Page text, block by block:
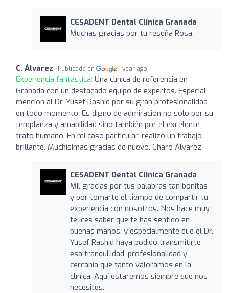
CESADENT Dental Clinica Granada
Muchas gracias por tu reseña Rosa.
C. Álvarez Publicada en 1 year ago
Experiencia fantástica: Una clínica de referencia en
Granada con un destacado equipo de expertos. Especial
mención al Dr. Yusef Rashid por su gran profesionalidad
en todo momento. Es digno de admiración no solo por su
templanza y amabilidad sino también por el excelente
trato humano. En mi caso particular, realizó un trabajo
brillante. Muchísimas gracias de nuevo. Charo Álvarez.
CESADENT Dental Clinica Granada
Mil gracias por tus palabras tan bonitas
y por tomarte el tiempo de compartir tu
experiencia con nosotros. Nos hace muy
felices saber que te has sentido en
buenas manos, y especialmente que el Dr.
Yusef Rashid haya podido transmitirte
esa tranquilidad, profesionalidad y
cercanía que tanto valoramos en la
clínica. Aquí estaremos siempre que nos
necesites.